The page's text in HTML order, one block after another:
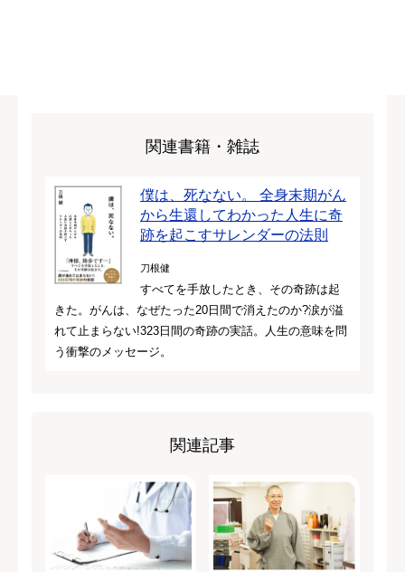
関連書籍・雑誌
僕は、死なない。 全身末期がん
から生還してわかった人生に奇
跡を起こすサレンダーの法則
刀根健
すべてを手放したとき、その奇跡は起
きた。がんは、なぜたった20日間で消えたのか?涙が溢
れて止まらない!323日間の奇跡の実話。人生の意味を問
う衝撃のメッセージ。
関連記事